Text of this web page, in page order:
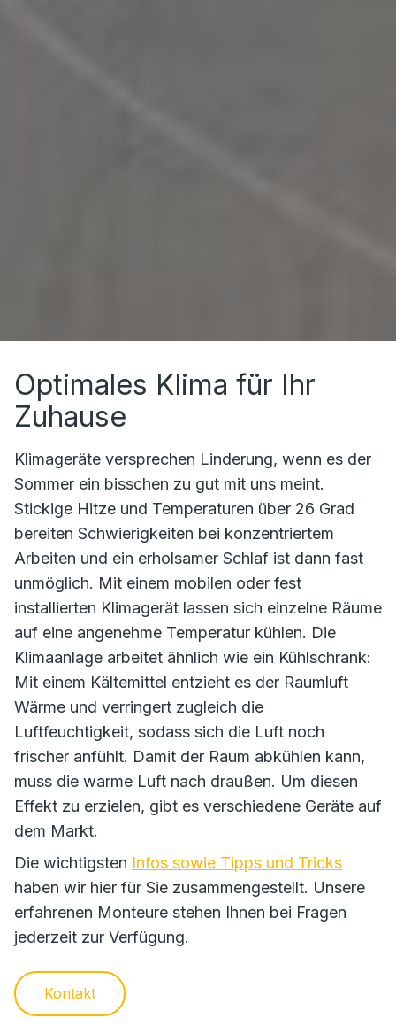
Optimales Klima für Ihr
Zuhause
Klimageräte versprechen Linderung, wenn es der
Sommer ein bisschen zu gut mit uns meint.
Stickige Hitze und Temperaturen über 26 Grad
bereiten Schwierigkeiten bei konzentriertem
Arbeiten und ein erholsamer Schlaf ist dann fast
unmöglich. Mit einem mobilen oder fest
installierten Klimagerät lassen sich einzelne Räume
auf eine angenehme Temperatur kühlen. Die
Klimaanlage arbeitet ähnlich wie ein Kühlschrank:
Mit einem Kältemittel entzieht es der Raumluft
Wärme und verringert zugleich die
Luftfeuchtigkeit, sodass sich die Luft noch
frischer anfühlt. Damit der Raum abkühlen kann,
muss die warme Luft nach draußen. Um diesen
Effekt zu erzielen, gibt es verschiedene Geräte auf
dem Markt.
Die wichtigsten Infos sowie Tipps und Tricks
haben wir hier für Sie zusammengestellt. Unsere
erfahrenen Monteure stehen Ihnen bei Fragen
jederzeit zur Verfügung.
Kontakt